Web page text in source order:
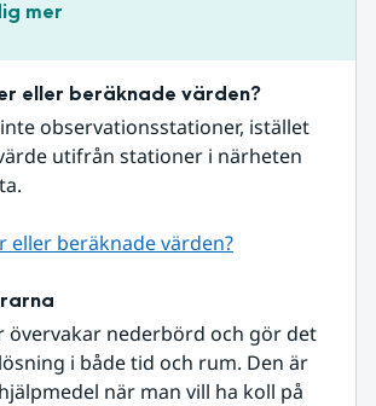
mer
eller beräknade värden?
observationsstationer, istället
utifrån stationer i närheten
eller beräknade värden?
övervakar nederbörd och gör det
i både tid och rum. Den är
när man vill ha koll på